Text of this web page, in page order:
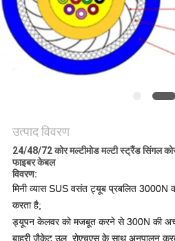
उत्पाद विवरण
24/48/72 कोर मल्टीमोड मल्टी स्ट्रैंड सिंगल
फाइबर केबल
विवरण:
मिनी व्यास SUS वसंत ट्यूब प्रबलित 3000N
करता है;
ड्यूपन केलवर को मजबूत करने से 300N की
बाहरी जैकेट उल, रोएचएस के साथ अनुपालन